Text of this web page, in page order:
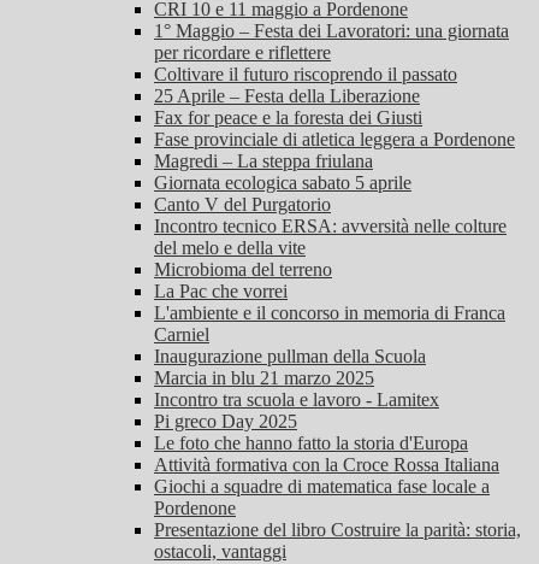
CRI 10 e 11 maggio a Pordenone
1° Maggio – Festa dei Lavoratori: una giornata
per ricordare e riflettere
Coltivare il futuro riscoprendo il passato
25 Aprile – Festa della Liberazione
Fax for peace e la foresta dei Giusti
Fase provinciale di atletica leggera a Pordenone
Magredi – La steppa friulana
Giornata ecologica sabato 5 aprile
Canto V del Purgatorio
Incontro tecnico ERSA: avversità nelle colture
del melo e della vite
Microbioma del terreno
La Pac che vorrei
L'ambiente e il concorso in memoria di Franca
Carniel
Inaugurazione pullman della Scuola
Marcia in blu 21 marzo 2025
Incontro tra scuola e lavoro - Lamitex
Pi greco Day 2025
Le foto che hanno fatto la storia d'Europa
Attività formativa con la Croce Rossa Italiana
Giochi a squadre di matematica fase locale a
Pordenone
Presentazione del libro Costruire la parità: storia,
ostacoli, vantaggi